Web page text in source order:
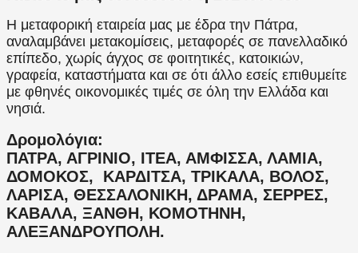
Η μεταφορική εταιρεία μας με έδρα την Πάτρα,
αναλαμβάνει μετακομίσεις, μεταφορές σε πανελλαδικό
επίπεδο, χωρίς άγχος σε φοιτητικές, κατοικιών,
γραφεία, καταστήματα και σε ότι άλλο εσείς επιθυμείτε
με φθηνές οικονομικές τιμές σε όλη την Ελλάδα και
νησιά.
Δρομολόγια:
ΠΑΤΡΑ, ΑΓΡΙΝΙΟ, ΙΤΕΑ, ΑΜΦΙΣΣΑ, ΛΑΜΙΑ,
ΔΟΜΟΚΟΣ, ΚΑΡΔΙΤΣΑ, ΤΡΙΚΑΛΑ, ΒΟΛΟΣ,
ΛΑΡΙΣΑ, ΘΕΣΣΑΛΟΝΙΚΗ, ΔΡΑΜΑ, ΣΕΡΡΕΣ,
ΚΑΒΑΛΑ, ΞΑΝΘΗ, ΚΟΜΟΤΗΝΗ,
ΑΛΕΞΑΝΔΡΟΥΠΟΛΗ.